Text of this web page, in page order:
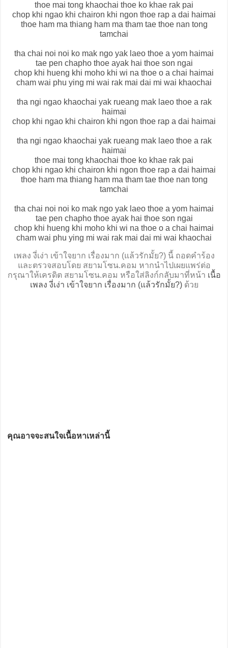
thoe mai tong khaochai thoe ko khae rak pai
chop khi ngao khi chairon khi ngon thoe rap a dai haimai
thoe ham ma thiang ham ma tham tae thoe nan tong
tamchai
tha chai noi noi ko mak ngo yak laeo thoe a yom haimai
tae pen chapho thoe ayak hai thoe son ngai
chop khi hueng khi moho khi wi na thoe o a chai haimai
cham wai phu ying mi wai rak mai dai mi wai khaochai
tha ngi ngao khaochai yak rueang mak laeo thoe a rak
haimai
chop khi ngao khi chairon khi ngon thoe rap a dai haimai
tha ngi ngao khaochai yak rueang mak laeo thoe a rak
haimai
thoe mai tong khaochai thoe ko khae rak pai
chop khi ngao khi chairon khi ngon thoe rap a dai haimai
thoe ham ma thiang ham ma tham tae thoe nan tong
tamchai
tha chai noi noi ko mak ngo yak laeo thoe a yom haimai
tae pen chapho thoe ayak hai thoe son ngai
chop khi hueng khi moho khi wi na thoe o a chai haimai
cham wai phu ying mi wai rak mai dai mi wai khaochai
เพลง งี่เง่า เข้าใจยาก เรื่องมาก (แล้วรักมั้ย?) นี้ ถอดคำร้อง
และตรวจสอบโดย สยามโซน.คอม หากนำไปเผยแพร่ต่อ
กรุณาให้เครดิต สยามโซน.คอม หรือใส่ลิงก์กลับมาที่หน้า เนื้อ
เพลง งี่เง่า เข้าใจยาก เรื่องมาก (แล้วรักมั้ย?)ด้วย
คุณอาจจะสนใจเนื้อหาเหล่านี้